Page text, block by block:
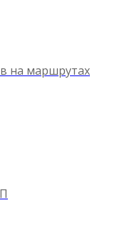
на маршрутах